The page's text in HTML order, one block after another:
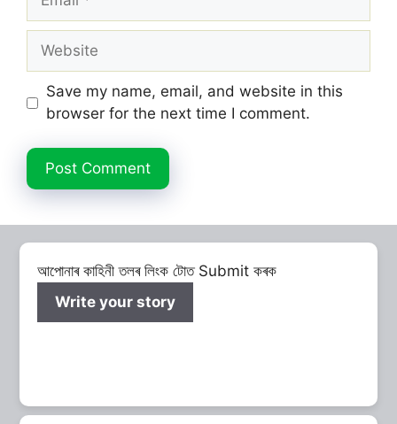
Website
Save my name, email, and website in this
browser for the next time I comment.
আপোনাৰ কাহিনী তলৰ লিংক টোত Submit কৰক
Write your story